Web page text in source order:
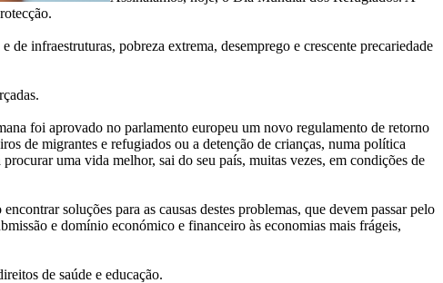
infraestruturas, pobreza extrema, desemprego e crescente precariedade
foi aprovado no parlamento europeu um novo regulamento de retorno
de migrantes e refugiados ou a detenção de crianças, numa política
uma vida melhor, sai do seu país, muitas vezes, em condições de
soluções para as causas destes problemas, que devem passar pelo
e domínio económico e financeiro às economias mais frágeis,
de saúde e educação.